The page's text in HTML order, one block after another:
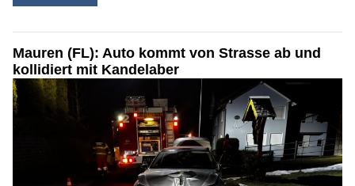
Mauren (FL): Auto kommt von Strasse ab und
kollidiert mit Kandelaber